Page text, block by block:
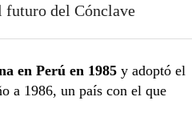
del Cónclave
en Perú en 1985 y adoptó el
a 1986, un país con el que